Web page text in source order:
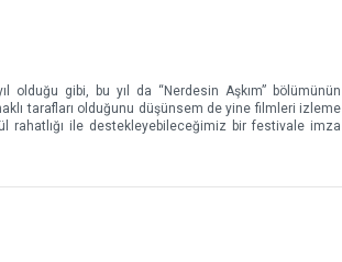
gibi, bu yıl da “Nerdesin Aşkım” bölümünün
haklı tarafları olduğunu düşünsem de yine filmleri izleme
rahatlığı ile destekleyebileceğimiz bir festivale imza